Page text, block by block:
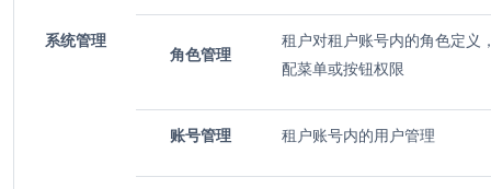
系统管理
角色管理
租户对租户账号内的角色定义
配菜单或按钮权限
账号管理 租户账号内的用户管理